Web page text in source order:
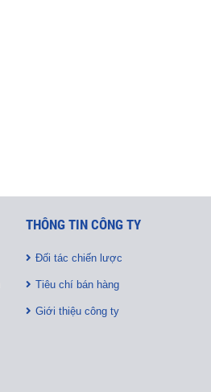
THÔNG TIN CÔNG TY
Đối tác chiến lược
Tiêu chí bán hàng
Giới thiệu công ty